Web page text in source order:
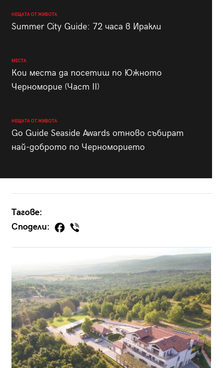
НЕЩАТА ОТ ЖИВОТА
Summer City Guide: 72 часа в Иракли
МЕСТА
Кои места да посетиш по Южното
Черноморие (Част II)
НЕЩАТА ОТ ЖИВОТА
Go Guide Seaside Awards отново събират
най-доброто по Черноморието
Тагове:
Сподели: